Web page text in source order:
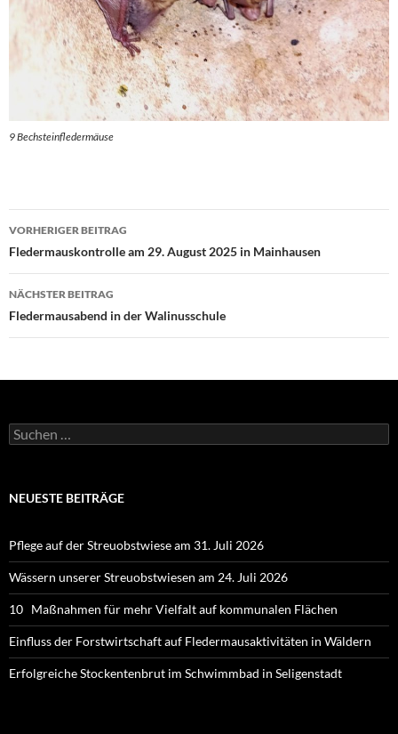
9 Bechsteinfledermäuse
Beitrags-
Navigation
VORHERIGER BEITRAG
Fledermauskontrolle am 29. August 2025 in Mainhausen
NÄCHSTER BEITRAG
Fledermausabend in der Walinusschule
Suchen
nach:
NEUESTE BEITRÄGE
Pflege auf der Streuobstwiese am 31. Juli 2026
Wässern unserer Streuobstwiesen am 24. Juli 2026
10 Maßnahmen für mehr Vielfalt auf kommunalen Flächen
Einfluss der Forstwirtschaft auf Fledermausaktivitäten in Wäldern
Erfolgreiche Stockentenbrut im Schwimmbad in Seligenstadt